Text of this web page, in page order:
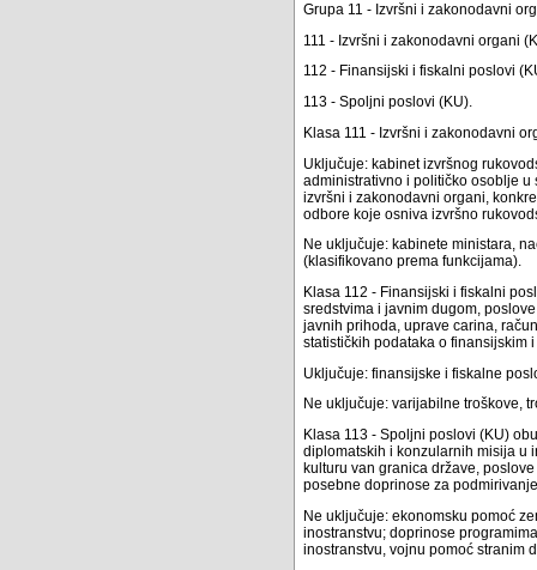
Grupa 11 - Izvršni i zakonodavni
111 - Izvršni i zakonodavni organi
112 - Finansijski i fiskalni poslovi
113 - Spoljni poslovi (KU).
Klasa 111 - Izvršni i zakonodavni
Uključuje: kabinet izvršnog
administrativno i političko osoblje
izvršni i zakonodavni organi,
odbore koje osniva izvršno
Ne uključuje: kabinete ministara,
(klasifikovano prema funkcijama).
Klasa 112 - Finansijski i fiskalni
sredstvima i javnim dugom,
javnih prihoda, uprave carina,
statističkih podataka o finansijskim
Uključuje: finansijske i fiskalne
Ne uključuje: varijabilne troškove,
Klasa 113 - Spoljni poslovi (KU)
diplomatskih i konzularnih misija u
kulturu van granica države,
posebne doprinose za
Ne uključuje: ekonomsku pomoć
inostranstvu; doprinose
inostranstvu, vojnu pomoć stranim